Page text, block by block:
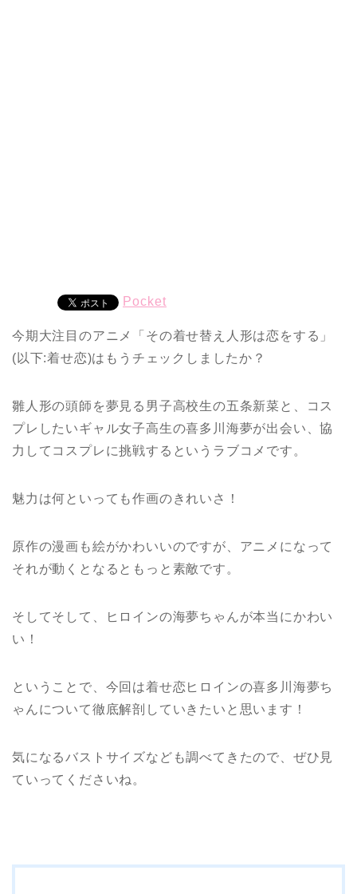
Pocket
今期大注目のアニメ「その着せ替え人形は恋をする」
(以下:着せ恋)はもうチェックしましたか？
雛人形の頭師を夢見る男子高校生の五条新菜と、コス
プレしたいギャル女子高生の喜多川海夢が出会い、協
力してコスプレに挑戦するというラブコメです。
魅力は何といっても作画のきれいさ！
原作の漫画も絵がかわいいのですが、アニメになって
それが動くとなるともっと素敵です。
そしてそして、ヒロインの海夢ちゃんが本当にかわい
い！
ということで、今回は着せ恋ヒロインの喜多川海夢ち
ゃんについて徹底解剖していきたいと思います！
気になるバストサイズなども調べてきたので、ぜひ見
ていってくださいね。